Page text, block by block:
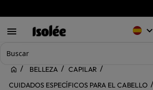
 keyboard_arrow_down
BELLEZA
CAPILAR
CUIDADOS ESPECÍFICOS PARA EL CABELLO